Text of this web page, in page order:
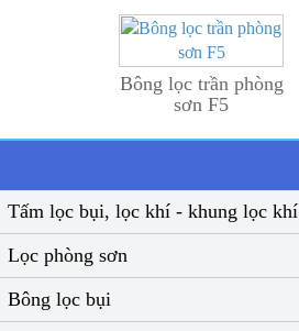
Bông lọc trần phòng
sơn F5
Tấm lọc bụi, lọc khí - khung lọc khí
Lọc phòng sơn
Bông lọc bụi